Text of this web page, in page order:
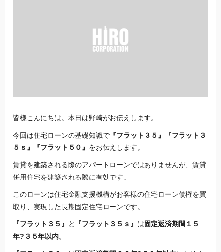
皆様こんにちは。本日は野崎がお伝えします。
今回は住宅ローンの基礎知識で 『フラット３５』『フラット３
５ｓ』
『フラット５０』 をお伝えします。
賃貸を建築される際のアパートローンではありませんが、賃貸
併用住宅を建築される際に有効です。
このローンは住宅金融支援機構がお客様の住宅ローン債権を買
取り、実現した長期固定住宅ローンです。
『フラット３５』 と 『フラット３５ｓ』 は固定返済期間１５
年?３５年以内。